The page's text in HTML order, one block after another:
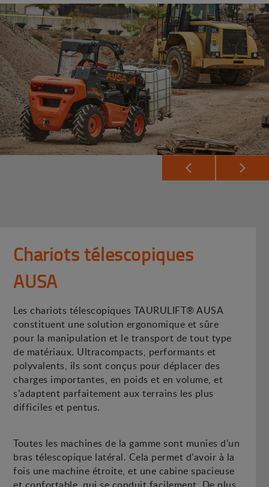
Chariots télescopiques
AUSA
Les chariots télescopiques TAURULIFT® AUSA
constituent une solution ergonomique et sûre
pour la manipulation et le transport de tout type
de matériaux. Ultracompacts, performants et
polyvalents, ils sont conçus pour déplacer des
charges importantes, en poids et en volume, et
s’adaptent parfaitement aux terrains les plus
difficiles et pentus.
Toutes les machines de la gamme sont munies d’un
bras télescopique latéral. Cela permet d’avoir à la
fois une machine étroite, et une cabine spacieuse